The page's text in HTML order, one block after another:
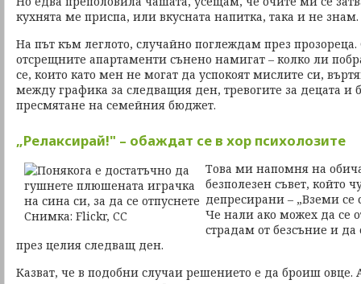
кухнята ме приспа, или вкусната напитка, така и не знам.
На път към леглото, случайно поглеждам през прозореца.
отсрещните апартаменти сънено намигат – колко ли
се, които като мен не могат да успокоят мислите си,
между графика за следващия ден, тревогите за децата и
пресмятане на семейния бюджет.
„Релаксирай!" – обаждат се в хор психолозите
Това ми напомня на
безполезен съвет, който
депресирани – „Вземи се
Че нали ако можех да се
страдам от безсъние и
през целия следващ ден.
Казват, че в подобни случаи решението е да броиш овце.